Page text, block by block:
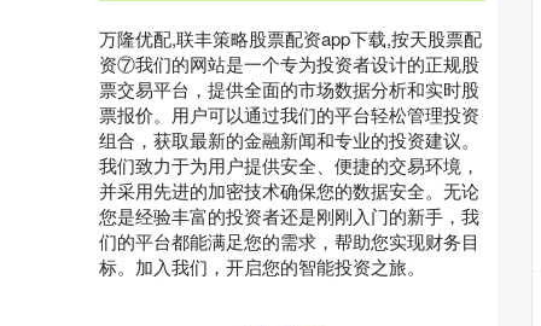
万隆优配,联丰策略股票配资app下载,按天股票配
资⑦我们的网站是一个专为投资者设计的正规股
票交易平台，提供全面的市场数据分析和实时股
票报价。用户可以通过我们的平台轻松管理投资
组合，获取最新的金融新闻和专业的投资建议。
我们致力于为用户提供安全、便捷的交易环境，
并采用先进的加密技术确保您的数据安全。无论
您是经验丰富的投资者还是刚刚入门的新手，我
们的平台都能满足您的需求，帮助您实现财务目
标。加入我们，开启您的智能投资之旅。